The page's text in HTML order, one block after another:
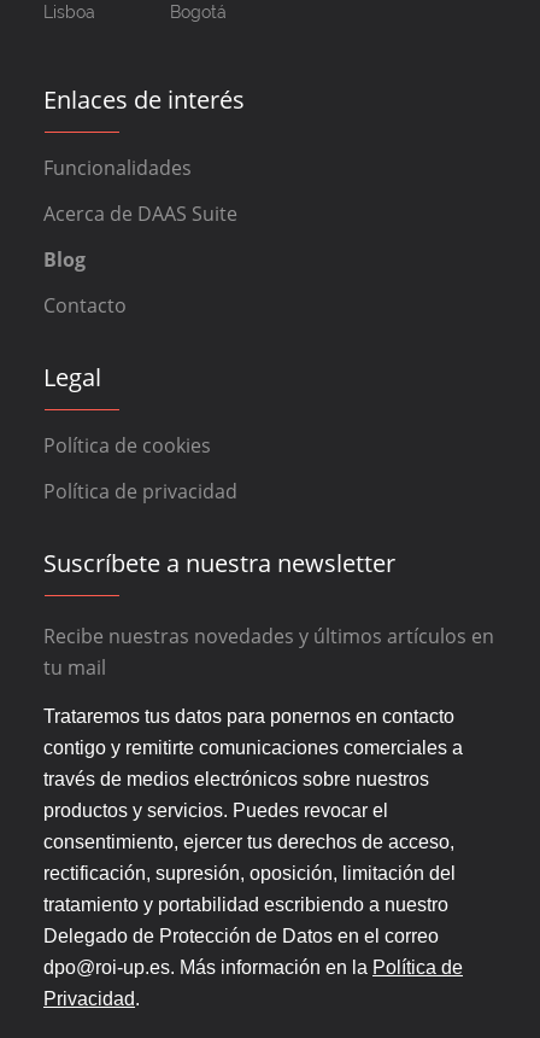
Lisboa
Bogotá
Enlaces de interés
Funcionalidades
Acerca de DAAS Suite
Blog
Contacto
Legal
Política de cookies
Política de privacidad
Suscríbete a nuestra newsletter
Recibe nuestras novedades y últimos artículos en
tu mail
Trataremos tus datos para ponernos en contacto
contigo y remitirte comunicaciones comerciales a
través de medios electrónicos sobre nuestros
productos y servicios. Puedes revocar el
consentimiento, ejercer tus derechos de acceso,
rectificación, supresión, oposición, limitación del
tratamiento y portabilidad escribiendo a nuestro
Delegado de Protección de Datos en el correo
dpo@roi-up.es. Más información en la Política de
Privacidad.